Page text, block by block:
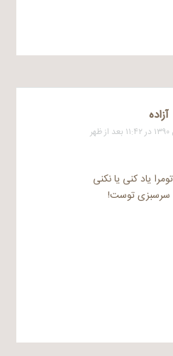
آزاده
یاد کنی یا نکنی
سرسبزی توست!